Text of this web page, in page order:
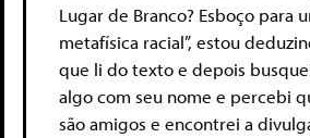
Lugar de Branco? Esboço para
metafísica racial”, estou
que li do texto e depois
algo com seu nome e percebi
são amigos e encontrei a